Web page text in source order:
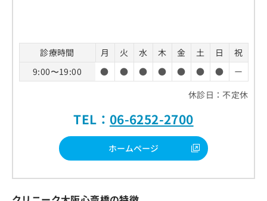
診療時間 月 火 水 木 金 土 日
祝
9:00〜19:00
● ● ● ● ● ● ●
ー
休診日：不定休
TEL： 06-6252-2700
ホームページ